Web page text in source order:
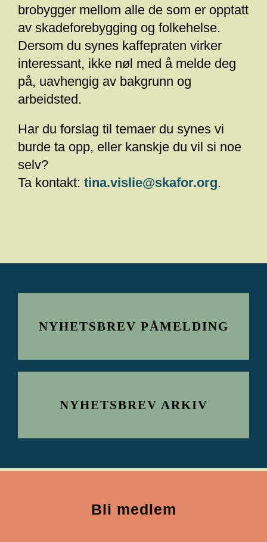
brobygger mellom alle de som er opptatt
av skadeforebygging og folkehelse.
Dersom du synes kaffepraten virker
interessant, ikke nøl med å melde deg
på, uavhengig av bakgrunn og
arbeidsted.
Har du forslag til temaer du synes vi
burde ta opp, eller kanskje du vil si noe
selv?
Ta kontakt: tina.vislie@skafor.org.
NYHETSBREV PÅMELDING
NYHETSBREV ARKIV
Bli medlem